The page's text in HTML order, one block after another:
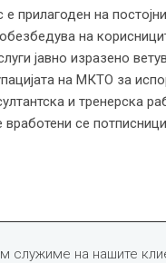
прилагоден на
на
јавно изразено
на МКТО за
и тренерска
вработени се
служиме на нашите